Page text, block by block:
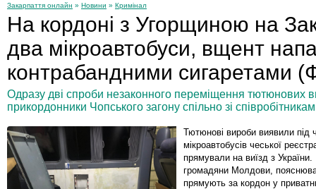
Закарпаття онлайн » Новини » Кримінал
На кордоні з Угорщиною на
два мікроавтобуси, вщент
контрабандними сигаретами
Одразу дві спроби незаконного переміщення тютюнових
прикордонники Чопського загону спільно зі
Тютюнові вироби виявили під
мікроавтобусів чеської
прямували на виїзд з України.
громадяни Молдови,
прямують за кордон у